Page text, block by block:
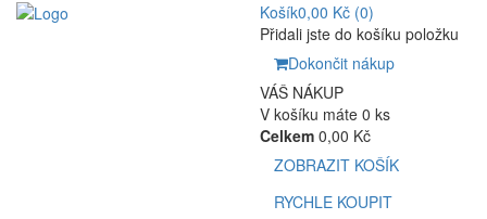
Košík0,00 Kč (0)
Přidali jste do košíku položku
Dokončit nákup
VÁŠ NÁKUP
V košíku máte 0 ks
Celkem 0,00 Kč
ZOBRAZIT KOŠÍK
RYCHLE KOUPIT